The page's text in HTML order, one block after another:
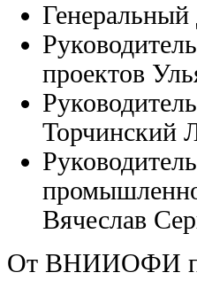
проектов
Торчинский
Вячеслав
От ВНИИОФИ